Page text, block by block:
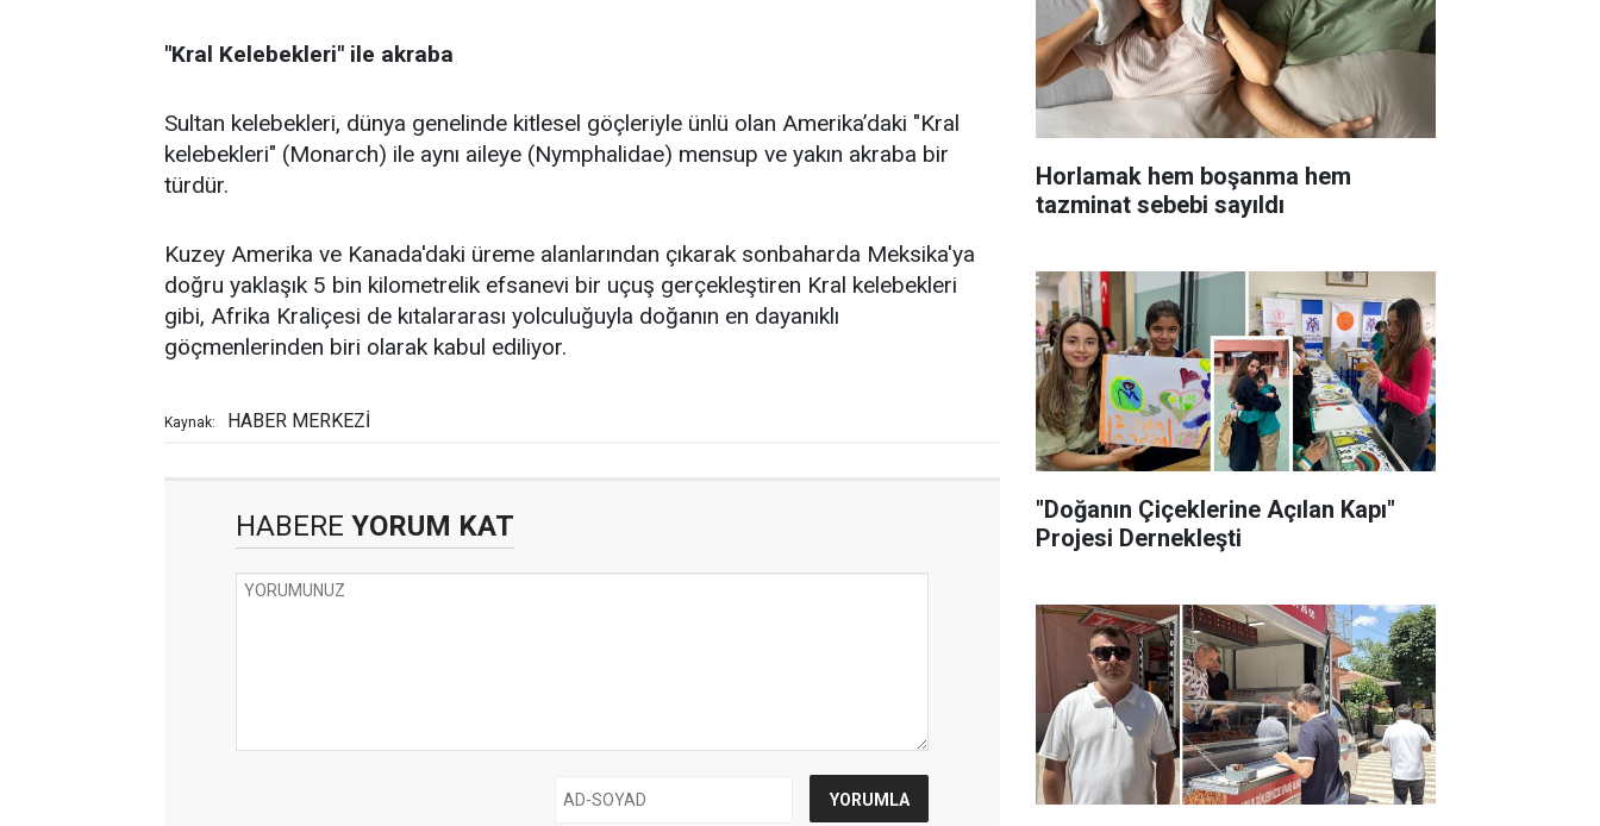
"Kral Kelebekleri" ile akraba
Sultan kelebekleri, dünya genelinde kitlesel göçleriyle ünlü olan Amerika’daki "Kral
kelebekleri" (Monarch) ile aynı aileye (Nymphalidae) mensup ve yakın akraba bir
türdür.
Kuzey Amerika ve Kanada'daki üreme alanlarından çıkarak sonbaharda Meksika'ya
doğru yaklaşık 5 bin kilometrelik efsanevi bir uçuş gerçekleştiren Kral kelebekleri
gibi, Afrika Kraliçesi de kıtalararası yolculuğuyla doğanın en dayanıklı
göçmenlerinden biri olarak kabul ediliyor.
Kaynak: HABER MERKEZİ
HABERE YORUM KAT
Horlamak hem boşanma hem
tazminat sebebi sayıldı
"Doğanın Çiçeklerine Açılan Kapı"
Projesi Dernekleşti